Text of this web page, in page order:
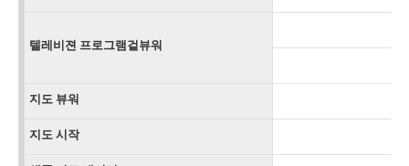
텔레비젼 프로그램겉뷰워
지도 뷰워
지도 시작